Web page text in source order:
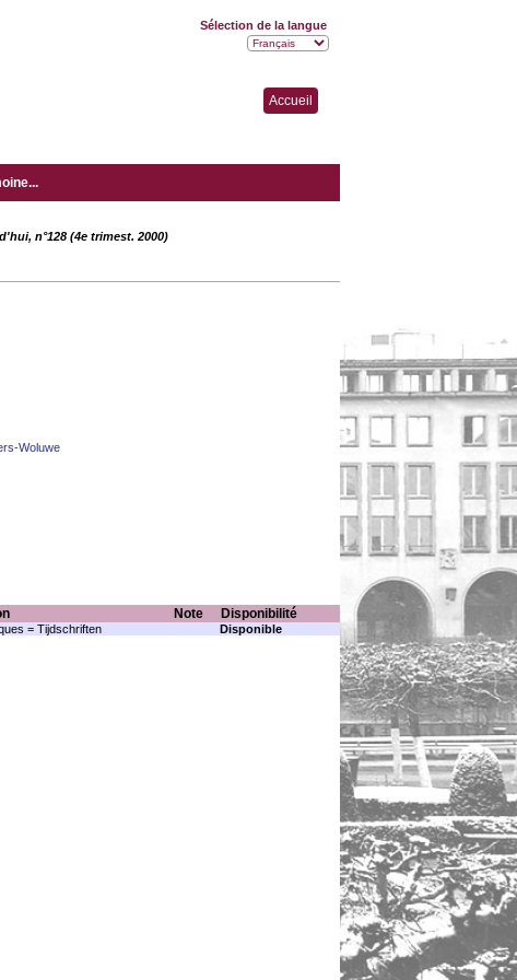
Accueil
n°128 (4e trimest. 2000)
Woluwe
Note Disponibilité
= Tijdschriften Disponible
Sélection de la langue